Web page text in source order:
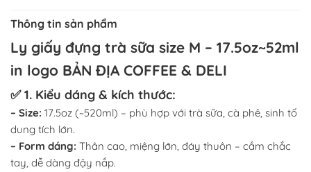
Thông tin sản phẩm
Ly giấy đựng trà sữa size M – 17.5oz~52ml
in logo BẢN ĐỊA COFFEE & DELI
✅ 1. Kiểu dáng & kích thước:
– Size: 17.5oz (~520ml) – phù hợp với trà sữa, cà phê, sinh tố
dung tích lớn.
– Form dáng: Thân cao, miệng lớn, đáy thuôn – cầm chắc
tay, dễ dàng đậy nắp.